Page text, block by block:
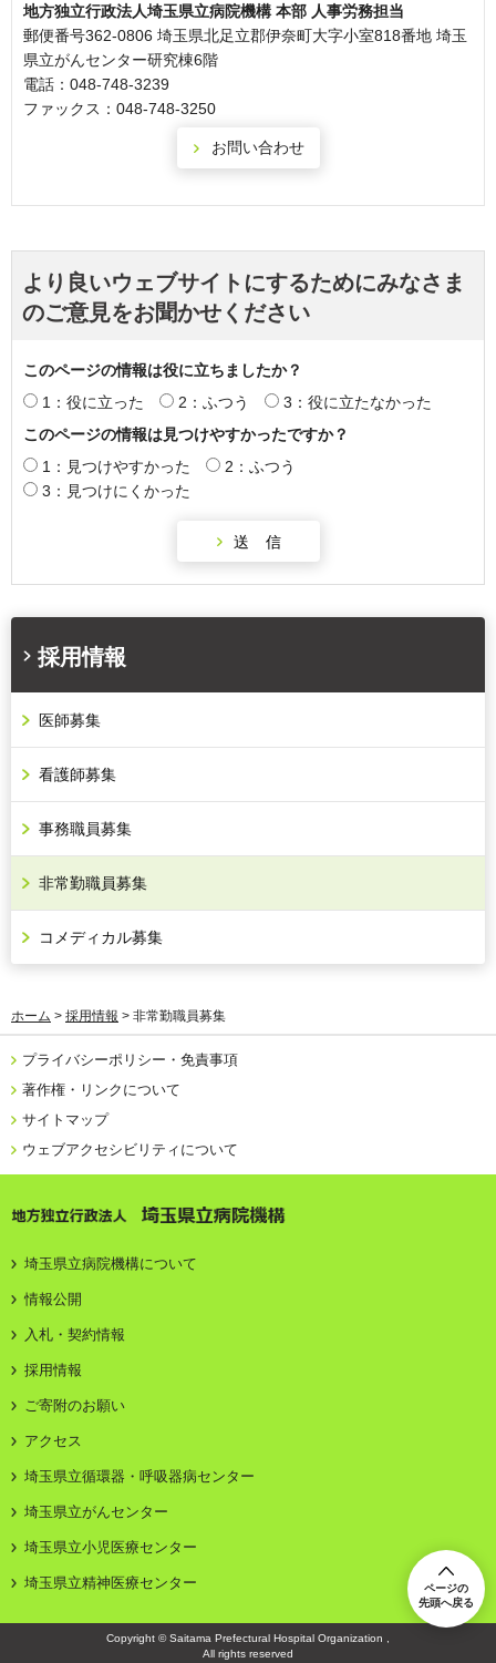
地方独立行政法人埼玉県立病院機構 本部 人事労務担当
郵便番号362-0806 埼玉県北足立郡伊奈町大字小室818番地 埼玉
県立がんセンター研究棟6階
電話：048-748-3239
ファックス：048-748-3250
より良いウェブサイトにするためにみなさま
のご意見をお聞かせください
このページの情報は役に立ちましたか？
1：役に立った
2：ふつう
3：役に立たなかった
このページの情報は見つけやすかったですか？
1：見つけやすかった
2：ふつう
3：見つけにくかった
採用情報
医師募集
看護師募集
事務職員募集
非常勤職員募集
コメディカル募集
ページの
先頭へ戻る
ホーム > 採用情報 > 非常勤職員募集
プライバシーポリシー・免責事項
著作権・リンクについて
サイトマップ
ウェブアクセシビリティについて
地方独立行政法人 埼玉県立病院機構
埼玉県立病院機構について
情報公開
入札・契約情報
採用情報
ご寄附のお願い
アクセス
埼玉県立循環器・呼吸器病センター
埼玉県立がんセンター
埼玉県立小児医療センター
埼玉県立精神医療センター
Copyright © Saitama Prefectural Hospital Organization ,
All rights reserved